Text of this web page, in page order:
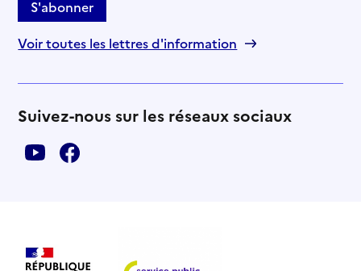
S'abonner
Voir toutes les lettres d'information
Suivez-nous sur les réseaux sociaux